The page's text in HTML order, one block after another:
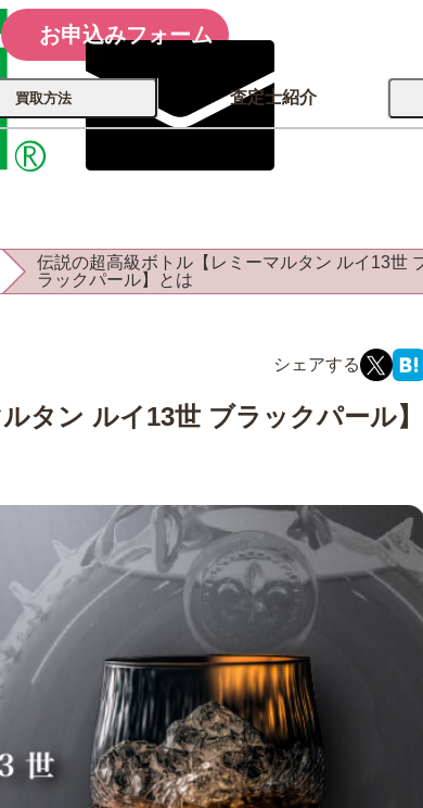
お申込みフォーム
古銭 ⁄
念硬貨
レコード
毛皮 宝石 金券
買取方法 査定士紹介
伝説の超高級ボトル【レミーマルタン ルイ13世
ラックパール】とは
タン ルイ13世 ブラックパール】